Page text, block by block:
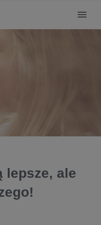
lepsze, ale